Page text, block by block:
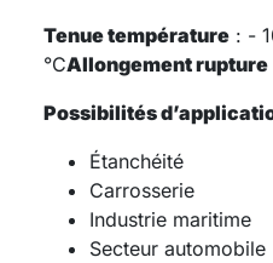
Tenue température : -
°CAllongement rupture
Possibilités
Étanchéité
Carrosserie
Industrie maritime
Secteur automobile